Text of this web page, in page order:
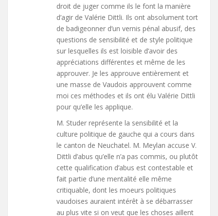
droit de juger comme ils le font la manière
d’agir de Valérie Dittli. Ils ont absolument tort
de badigeonner d’un vernis pénal abusif, des
questions de sensibilité et de style politique
sur lesquelles ils est loisible d’avoir des
appréciations différentes et même de les
approuver. Je les approuve entièrement et
une masse de Vaudois approuvent comme
moi ces méthodes et ils ont élu Valérie Dittli
pour qu’elle les applique.
M. Studer représente la sensibilité et la
culture politique de gauche qui a cours dans
le canton de Neuchatel. M. Meylan accuse V.
Dittli d’abus qu’elle n’a pas commis, ou plutôt
cette qualification d’abus est contestable et
fait partie d’une mentalité elle même
critiquable, dont les moeurs politiques
vaudoises auraient intérêt à se débarrasser
au plus vite si on veut que les choses aillent